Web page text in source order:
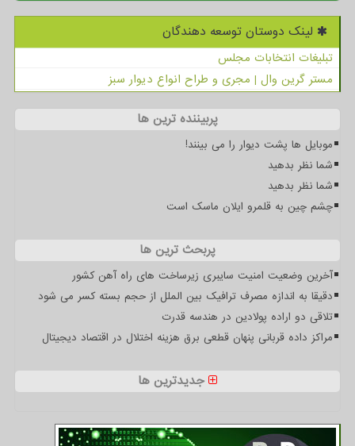
لینک دوستان توسعه دهندگان
تبلیغات انتخابات مجلس
مستر گرین وال | مجری و طراح انواع دیوار سبز
پربیننده ترین ها
موبایل ها پشت دیوار را می بینند!
شما نظر بدهید
شما نظر بدهید
چشم چین به قلمرو ایلان ماسک است
پربحث ترین ها
آخرین وضعیت امنیت سایبری زیرساخت های راه آهن کشور
دقیقا به اندازه مصرف ترافیک بین الملل از حجم بسته کسر می شود
تلاقی دو اراده پولادین در هندسه قدرت
مراکز داده قربانی پنهان قطعی برق هزینه اختلال در اقتصاد دیجیتال
جدیدترین ها